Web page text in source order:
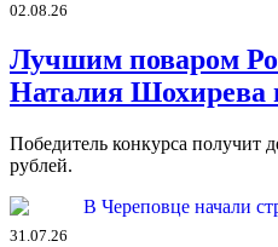
02.08.26
Лучшим поваром
Наталия Шохирева
Победитель конкурса получит
рублей.
31.07.26